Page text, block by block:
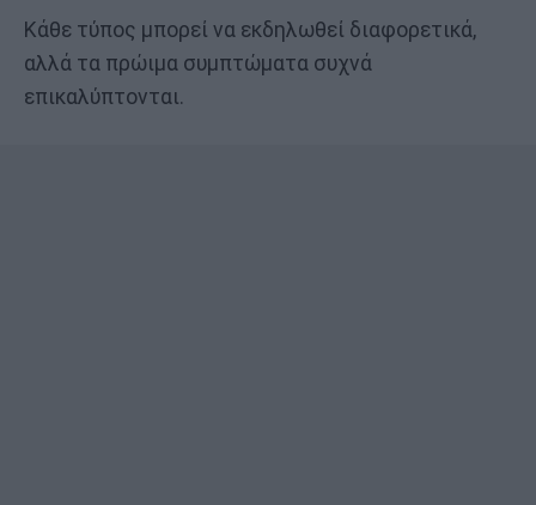
Κάθε τύπος μπορεί να εκδηλωθεί διαφορετικά,
αλλά τα πρώιμα συμπτώματα συχνά
επικαλύπτονται.